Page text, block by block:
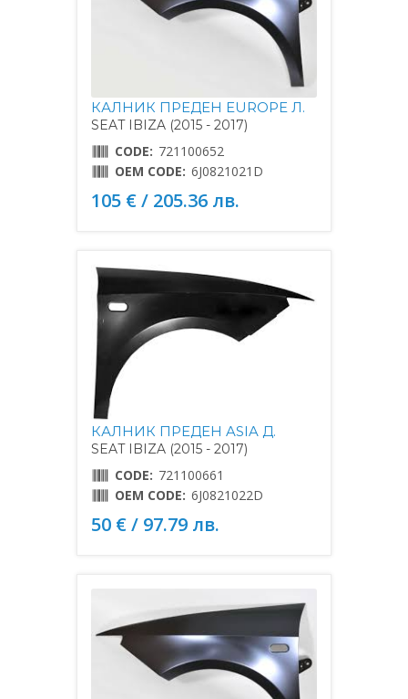
КАЛНИК ПРЕДЕН EUROPE Л.
SEAT IBIZA (2015 - 2017)
CODE: 721100652
OEM CODE: 6J0821021D
105 € / 205.36 лв.
КАЛНИК ПРЕДЕН ASIA Д.
SEAT IBIZA (2015 - 2017)
CODE: 721100661
OEM CODE: 6J0821022D
50 € / 97.79 лв.